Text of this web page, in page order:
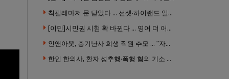
칙필레마저 문 닫았다 … 선셋·하이랜드 일대 ‘황량한 거리’로
[이민]시민권 시험 확 바뀐다 … 영어 더 어렵게, 민간시험 도입 추진
인앤아웃, 총기난사 희생 직원 추모 … “자신의 매장 운영이 꿈이었다”
한인 한의사, 환자 성추행·폭행 혐의 기소 … 면허 긴급정지